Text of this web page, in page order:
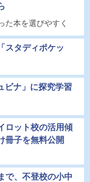
た本を選びやすく
スタディポケッ
ビナ」に探究学習
ロット校の活用傾
冊子を無料公開
で、不登校の小中